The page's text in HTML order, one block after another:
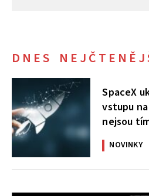
DNES
SpaceX
vstupu
nejsou
NOVINKY